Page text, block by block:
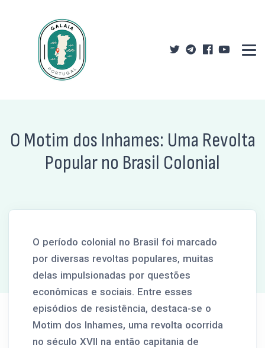
O Motim dos Inhames: Uma Revolta
Popular no Brasil Colonial
O período colonial no Brasil foi marcado
por diversas revoltas populares, muitas
delas impulsionadas por questões
econômicas e sociais. Entre esses
episódios de resistência, destaca-se o
Motim dos Inhames, uma revolta ocorrida
no século XVII na então capitania de